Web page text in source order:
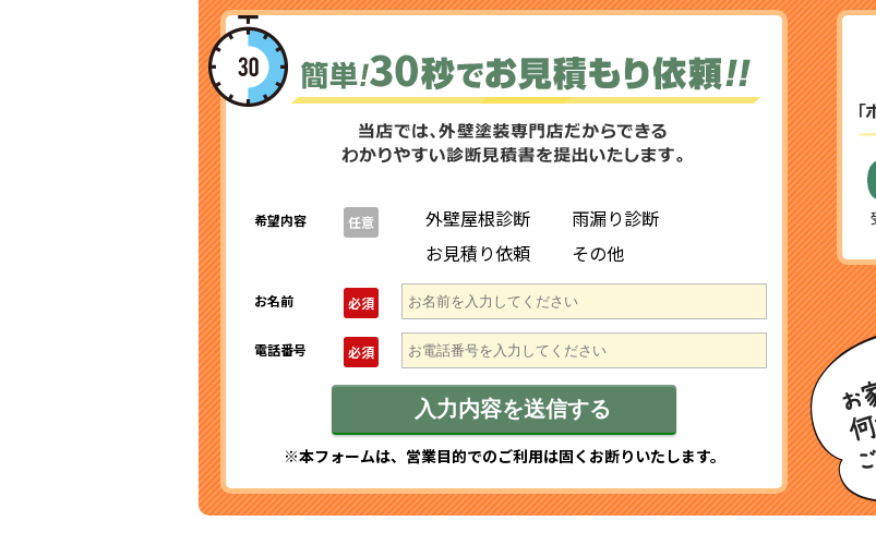
希望内容 任意 外壁屋根診断
雨漏り診断
お見積り依頼
その他
お名前 必須
電話番号 必須
※本フォームは、営業目的でのご利用は固くお断りいたします。